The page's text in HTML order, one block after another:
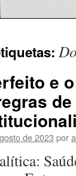
e
de 2023 por